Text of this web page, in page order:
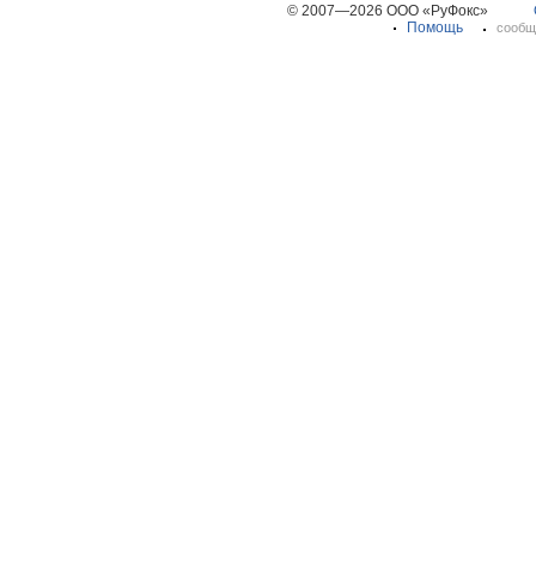
© 2007—2026 ООО «РуФокс»
Помощь